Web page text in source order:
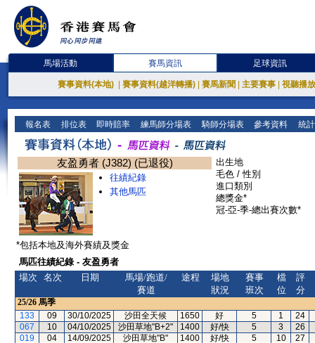
馬場活動 賽馬資訊 足球資訊
賽事資料(本地) 賽事資料(越洋轉播) 賽馬新聞 主要賽事 視聽播
報名表 排位表 即時賠率 練馬師分場表 騎師分場表 參考資料 統
友盈勇者 (J382) (已退役)
往績紀錄
其他馬匹
出生地
毛色 / 性別
進口類別
總獎金*
冠-亞-季-總出賽次數*
*包括本地及海外賽績及獎金
馬匹往績紀錄 - 友盈勇者
場次
名次 日期
馬場/跑道/
賽道
途程
場地
狀況
賽事
班次
檔
位
評
分
25/26 馬季
133
09 30/10/2025 沙田全天候 1650 好 5 1
24
067
10 04/10/2025 沙田草地"B+2" 1400 好/快 5 3
26
019
04 14/09/2025 沙田草地"B" 1400 好/快 5 10
27